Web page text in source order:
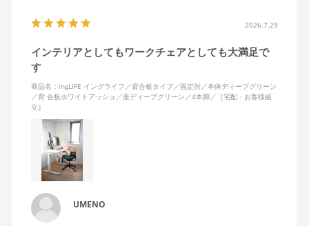
うど背面の角が肩甲骨の下にあたるのが気持ちいい……！
座面はゆらゆら左右にも揺れて、スキマなく続きがちなオンライ
ンミーティングの時間も、からだを動かすことでリラックスでき
ます。使ってみて気づいたことですが、固定肘の裏面、にぎった
ときに指があたる部分が、ほどよくプニプニと柔らかく安心感が
ありますね。
無意識にムダな力が入った状態でPC作業をする毎日でしたが、か
らだに余計な力をかけず、集中して座り続けられるようになりま
した。
リビングにワークスペースがあるため、インテリアになじむよ
う、背もたれは合板ミディアムアッシュ、4本脚を選択しました
2026.7.29
インテリアとしてもワークチェアとしても大満足で
す
商品名：ingLIFE イングライフ／背合板タイプ／固定肘／本体ディープグリーン
／背 合板ホワイトアッシュ／座ディープグリーン／4本脚／［宅配・お客様組
立］
UMENO